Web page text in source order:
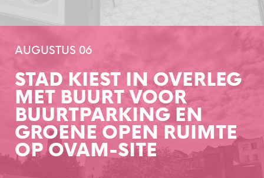
AUGUSTUS 06
STAD KIEST IN OVERLEG
MET BUURT VOOR
BUURTPARKING EN
GROENE OPEN RUIMTE
OP OVAM-SITE